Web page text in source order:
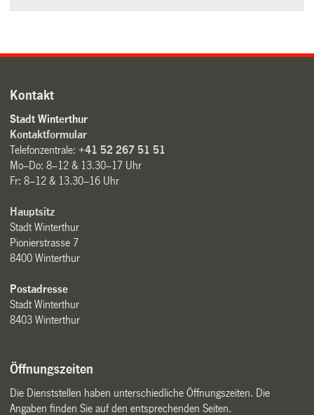
Kontakt
Stadt Winterthur
Kontaktformular
Telefonzentrale:+41 52 267 51 51
Mo–Do: 8–12 & 13.30–17 Uhr
Fr: 8–12 & 13.30–16 Uhr
Hauptsitz
Stadt Winterthur
Pionierstrasse 7
8400 Winterthur
Postadresse
Stadt Winterthur
8403 Winterthur
Öffnungszeiten
Die Dienststellen haben unterschiedliche Öffnungszeiten. Die
Angaben finden Sie auf den entsprechenden Seiten.